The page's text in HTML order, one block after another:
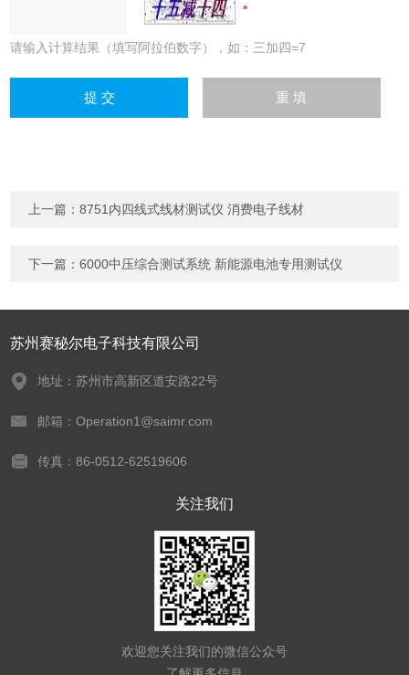
请输入计算结果（填写阿拉伯数字），如：三加四=7
上一篇：8751内四线式线材测试仪 消费电子线材
下一篇：6000中压综合测试系统 新能源电池专用测试仪
苏州赛秘尔电子科技有限公司
地址：苏州市高新区道安路22号
邮箱：Operation1@saimr.com
传真：86-0512-62519606
关注我们
欢迎您关注我们的微信公众号